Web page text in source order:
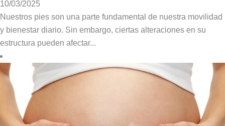
10/03/2025
Nuestros pies son una parte fundamental de nuestra movilidad
y bienestar diario. Sin embargo, ciertas alteraciones en su
estructura pueden afectar...